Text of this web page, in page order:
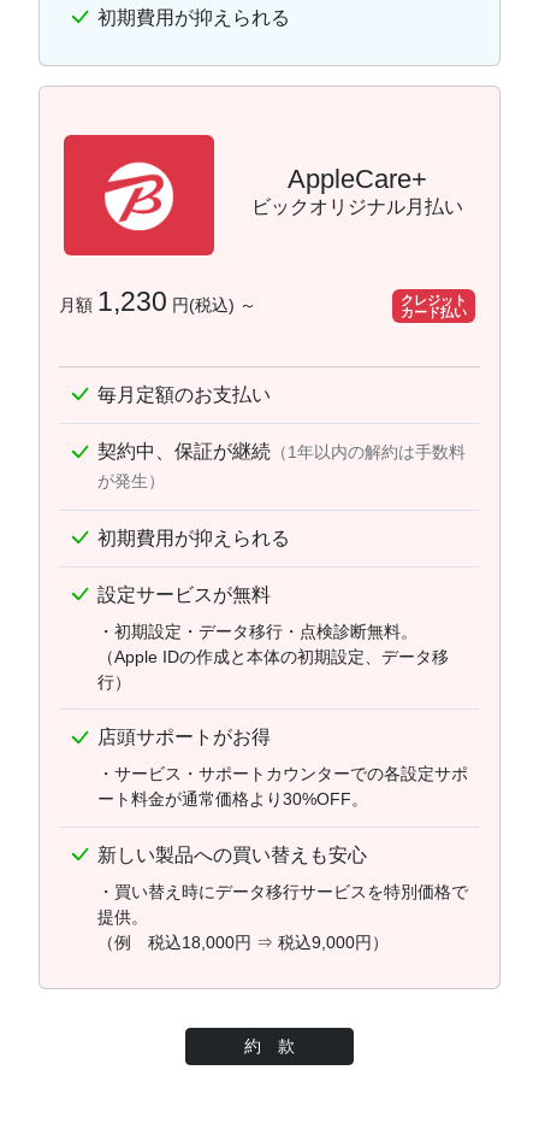
初期費用が抑えられる
AppleCare+
ビックオリジナル月払い
月額 1,230 円(税込) ～
クレジット
カード払い
毎月定額のお支払い
契約中、保証が継続 （1年以内の解約は手数料
が発生）
初期費用が抑えられる
設定サービスが無料
・初期設定・データ移行・点検診断無料。
（Apple IDの作成と本体の初期設定、データ移
行）
店頭サポートがお得
・サービス・サポートカウンターでの各設定サポ
ート料金が通常価格より30%OFF。
新しい製品への買い替えも安心
・買い替え時にデータ移行サービスを特別価格で
提供。
（例 税込18,000円 ⇒ 税込9,000円）
約 款